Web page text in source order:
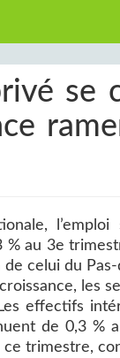
au 3e
celui du
les
effectifs
de 0,3 %
trimestre,